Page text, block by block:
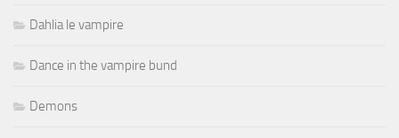
Dahlia le vampire
Dance in the vampire bund
Demons